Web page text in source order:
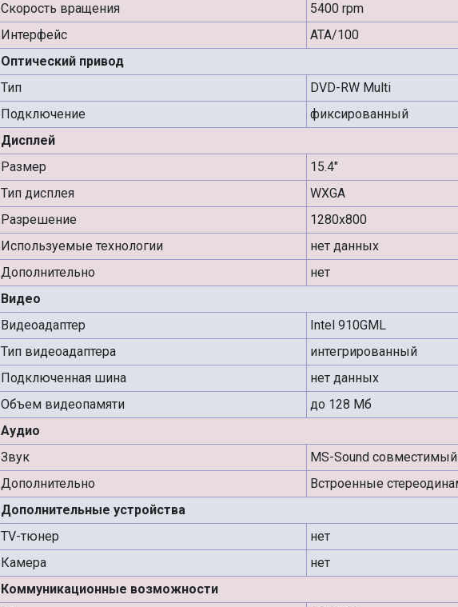
Скорость вращения
5400 rpm
Интерфейс
ATA/100
Оптический привод
Тип
DVD-RW Multi
Подключение
фиксированный
Дисплей
Размер
15.4"
Тип дисплея
WXGA
Разрешение
1280x800
Используемые технологии
нет данных
Дополнительно
нет
Видео
Видеоадаптер
Intel 910GML
Тип видеоадаптера
интегрированный
Подключенная шина
нет данных
Объем видеопамяти
до 128 Мб
Аудио
Звук
MS-Sound совместимый
Дополнительно
Встроенные
Дополнительные устройства
TV-тюнер
нет
Камера
нет
Коммуникационные возможности